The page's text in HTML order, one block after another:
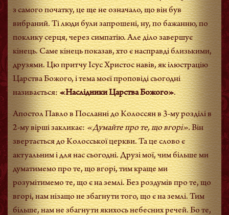
з самого початку, це ще не означало, що він був
вибраний. Ті люди були запрошені, ну, по бажанню, по
поклику серця, через симпатію. Але діло завершує
кінець. Саме кінець показав, хто є насправді близькими,
друзями. Цю притчу Ісус Христос навів, як ілюстрацію
Царства Божого, і тема моєї проповіді сьогодні
називається:«Наслідники Царства Божого».
Апостол Павло в Посланні до Колоссян в 3-му розділі в
2-му вірші закликає:«Думайте про те, що вгорі».Він
звертається до Колосської церкви. Та це слово є
актуальним і для нас сьогодні. Друзі мої, чим більше ми
думатимемо про те, що вгорі, тим краще ми
розумітимемо те, що є на землі. Без роздумів про те, що
вгорі, нам нізащо не збагнути того, що є на землі. Тим
більше, нам не збагнути якихось небесних речей. Бо те,